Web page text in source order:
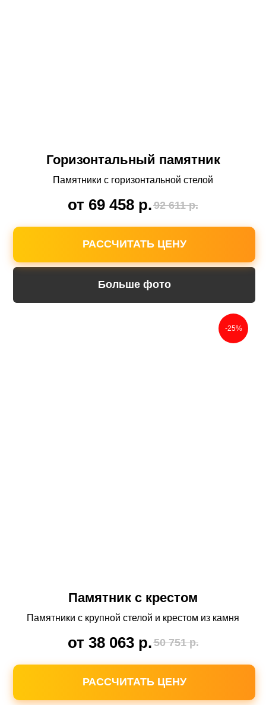
Горизонтальный памятник
Памятники с горизонтальной стелой
от 69 458 р. 92 611 р.
РАССЧИТАТЬ ЦЕНУ
Больше фото
-25%
Памятник с крестом
Памятники с крупной стелой и крестом из камня
от 38 063 р.50 751 р.
РАССЧИТАТЬ ЦЕНУ